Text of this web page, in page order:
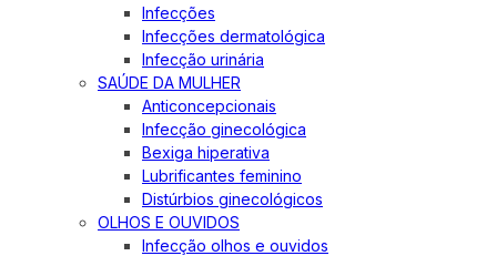
Infecções
Infecções dermatológica
Infecção urinária
SAÚDE DA MULHER
Anticoncepcionais
Infecção ginecológica
Bexiga hiperativa
Lubrificantes feminino
Distúrbios ginecológicos
OLHOS E OUVIDOS
Infecção olhos e ouvidos